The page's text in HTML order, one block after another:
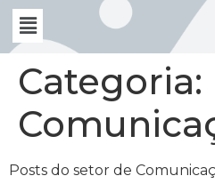
Categoria:
Posts do setor de